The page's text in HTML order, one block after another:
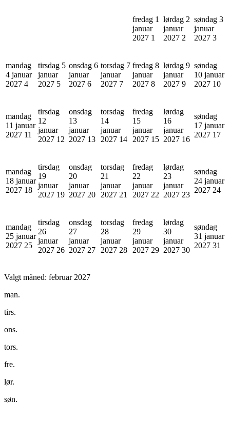
fredag 1
januar
2027 1
lørdag 2
januar
2027 2
søndag 3
januar
2027 3
mandag
4 januar
2027 4
tirsdag 5
januar
2027 5
onsdag 6
januar
2027 6
torsdag 7
januar
2027 7
fredag 8
januar
2027 8
lørdag 9
januar
2027 9
søndag
10 januar
2027 10
mandag
11 januar
2027 11
tirsdag
12
januar
2027 12
onsdag
13
januar
2027 13
torsdag
14
januar
2027 14
fredag
15
januar
2027 15
lørdag
16
januar
2027 16
søndag
17 januar
2027 17
mandag
18 januar
2027 18
tirsdag
19
januar
2027 19
onsdag
20
januar
2027 20
torsdag
21
januar
2027 21
fredag
22
januar
2027 22
lørdag
23
januar
2027 23
søndag
24 januar
2027 24
mandag
25 januar
2027 25
tirsdag
26
januar
2027 26
onsdag
27
januar
2027 27
torsdag
28
januar
2027 28
fredag
29
januar
2027 29
lørdag
30
januar
2027 30
søndag
31 januar
2027 31
Valgt måned: februar 2027
man.
tirs.
ons.
tors.
fre.
lør.
søn.